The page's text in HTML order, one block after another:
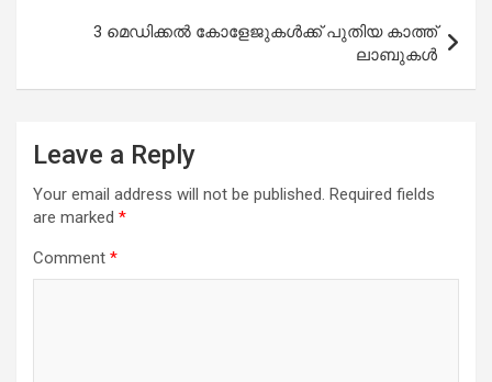
3 മെഡിക്കല്‍ കോളേജുകള്‍ക്ക് പുതിയ കാത്ത്
ലാബുകള്‍
Leave a Reply
Your email address will not be published. Required fields
are marked *
Comment *